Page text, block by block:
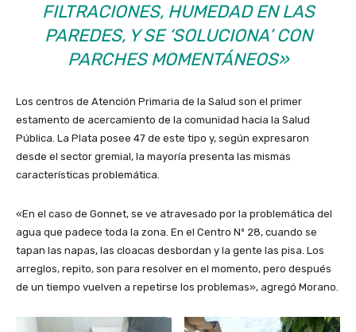
FILTRACIONES, HUMEDAD EN LAS
PAREDES, Y SE ‘SOLUCIONA’ CON
PARCHES MOMENTÁNEOS»
Los centros de Atención Primaria de la Salud son el primer
estamento de acercamiento de la comunidad hacia la Salud
Pública. La Plata posee 47 de este tipo y, según expresaron
desde el sector gremial, la mayoría presenta las mismas
características problemática.
«En el caso de Gonnet, se ve atravesado por la problemática del
agua que padece toda la zona. En el Centro Nº 28, cuando se
tapan las napas, las cloacas desbordan y la gente las pisa. Los
arreglos, repito, son para resolver en el momento, pero después
de un tiempo vuelven a repetirse los problemas», agregó Morano.